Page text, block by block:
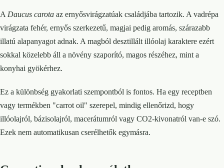
A Daucus carota az ernyősvirágzatúak családjába tartozik. A vadrépa
virágzata fehér, ernyős szerkezetű, magjai pedig aromás, szárazabb
illatú alapanyagot adnak. A magból desztillált illóolaj karaktere ezért
sokkal közelebb áll a növény szaporító, magos részéhez, mint a
konyhai gyökérhez.
Ez a különbség gyakorlati szempontból is fontos. Ha egy receptben
vagy termékben "carrot oil" szerepel, mindig ellenőrizd, hogy
illóolajról, bázisolajról, macerátumról vagy CO2-kivonatról van-e szó.
Ezek nem automatikusan cserélhetők egymásra.